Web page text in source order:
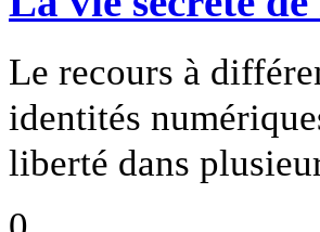
Le recours à
identités
liberté dans